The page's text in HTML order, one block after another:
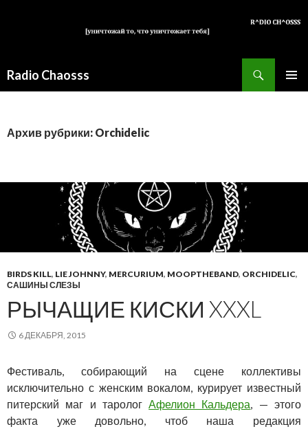
Radio Chaosss
Архив рубрики: Orchidelic
BIRDS KILL, LIE JOHNNY, MERCURIUM, MOOPTHEBAND, ORCHIDELIC,
САШИНЫ СЛЕЗЫ
РЫЧАЩИЕ КИСКИ XXXL
6 ДЕКАБРЯ, 2015
Фестиваль, собирающий на сцене коллективы
исключительно с женским вокалом, курирует известный
питерский маг и таролог Афелион Кальдера , — этого
факта уже довольно, чтоб наша редакция